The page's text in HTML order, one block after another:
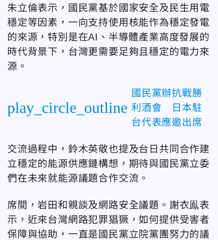
朱立倫表示，國民黨基於國家安全及民生用電
穩定等因素，一向支持使用核能作為穩定發電
的來源，特別是在AI、半導體產業高度發展的
時代背景下，台灣更需要足夠且穩定的電力來
源。
play_circle_outline
國民黨辦抗戰勝
利酒會 日本駐
台代表應邀出席
交流過程中，鈴木英敬也提及台日共同合作建
立穩定的能源供應鏈構想，期待與國民黨立委
們在未來就能源議題合作交流。
席間，岩田和親談及網路安全議題。謝衣鳯表
示，近來台灣網路犯罪猖獗，如何提供受害者
保障與協助，一直是國民黨立院黨團努力的議